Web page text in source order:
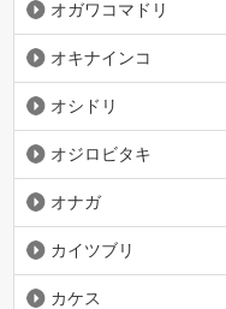
オガワコマドリ
オキナインコ
オシドリ
オジロビタキ
オナガ
カイツブリ
カケス